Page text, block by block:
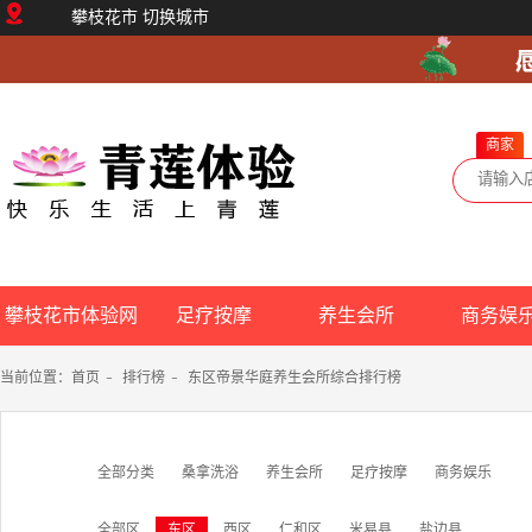
攀枝花市 切换城市
商家
攀枝花市体验网 足疗按摩 养生会所 商务娱
当前位置： 首页 - 排行榜 - 东区帝景华庭养生会所综合排行榜
全部分类 桑拿洗浴 养生会所 足疗按摩 商务娱乐